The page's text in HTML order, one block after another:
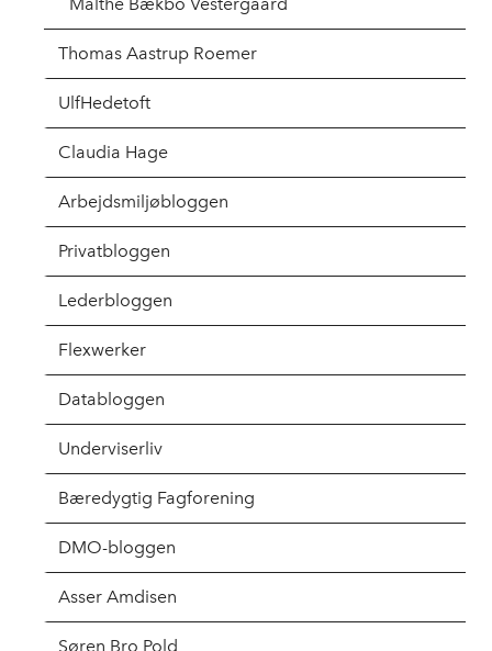
Thomas Aastrup Roemer
UlfHedetoft
Claudia Hage
Arbejdsmiljøbloggen
Privatbloggen
Lederbloggen
Flexwerker
Databloggen
Underviserliv
Bæredygtig Fagforening
DMO-bloggen
Asser Amdisen
Søren Bro Pold